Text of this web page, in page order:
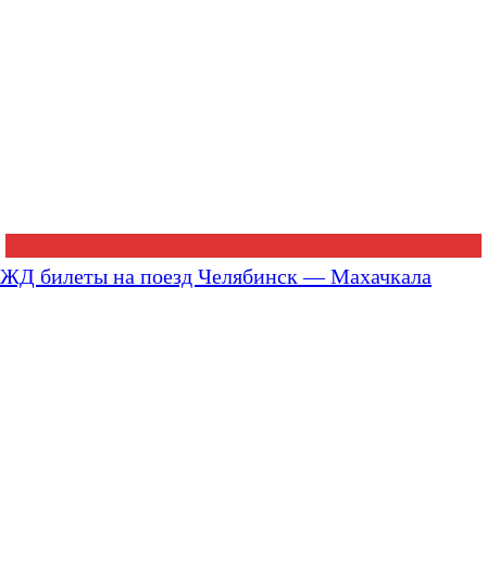
ЖД билеты на поезд Челябинск — Махачкала